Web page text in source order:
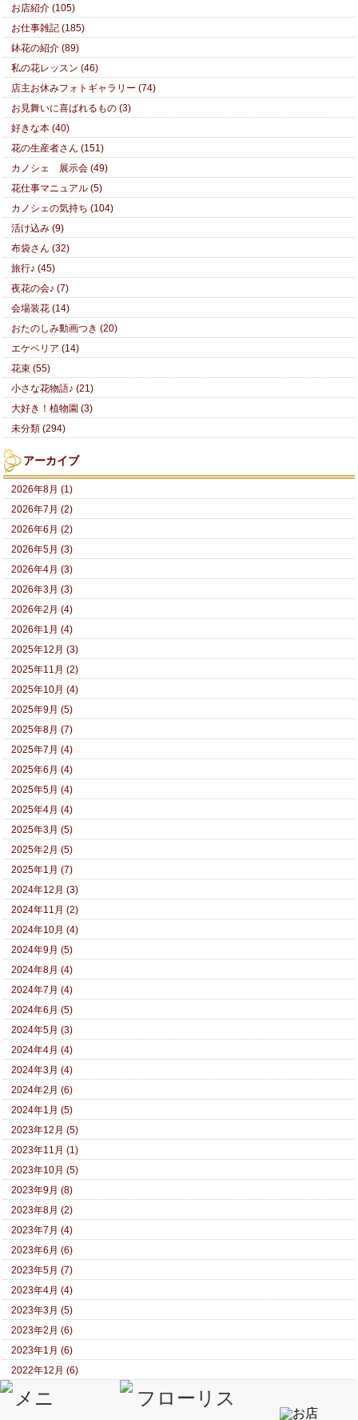
お店紹介 (105)
お仕事雑記 (185)
鉢花の紹介 (89)
私の花レッスン (46)
店主お休みフォトギャラリー (74)
お見舞いに喜ばれるもの (3)
好きな本 (40)
花の生産者さん (151)
カノシェ 展示会 (49)
花仕事マニュアル (5)
カノシェの気持ち (104)
活け込み (9)
布袋さん (32)
旅行♪ (45)
夜花の会♪ (7)
会場装花 (14)
おたのしみ動画つき (20)
エケベリア (14)
花束 (55)
小さな花物語♪ (21)
大好き！植物園 (3)
未分類 (294)
アーカイブ
2026年8月 (1)
2026年7月 (2)
2026年6月 (2)
2026年5月 (3)
2026年4月 (3)
2026年3月 (3)
2026年2月 (4)
2026年1月 (4)
2025年12月 (3)
2025年11月 (2)
2025年10月 (4)
2025年9月 (5)
2025年8月 (7)
2025年7月 (4)
2025年6月 (4)
2025年5月 (4)
2025年4月 (4)
2025年3月 (5)
2025年2月 (5)
2025年1月 (7)
2024年12月 (3)
2024年11月 (2)
2024年10月 (4)
2024年9月 (5)
2024年8月 (4)
2024年7月 (4)
2024年6月 (5)
2024年5月 (3)
2024年4月 (4)
2024年3月 (4)
2024年2月 (6)
2024年1月 (5)
2023年12月 (5)
2023年11月 (1)
2023年10月 (5)
2023年9月 (8)
2023年8月 (2)
2023年7月 (4)
2023年6月 (6)
2023年5月 (7)
2023年4月 (4)
2023年3月 (5)
2023年2月 (6)
2023年1月 (6)
2022年12月 (6)
2022年11月 (7)